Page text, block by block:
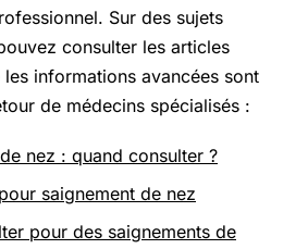
Sur des sujets
consulter les articles
les informations avancées sont
de médecins spécialisés :
nez : quand consulter ?
saignement de nez
pour des saignements de